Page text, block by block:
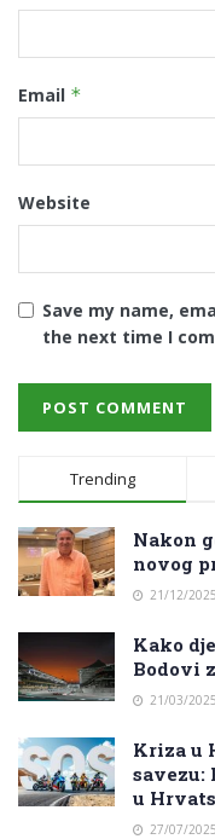
Email *
Website
Save my name,
the next time I
Trending
Nakon
novog
21/12/2025
Kako
Bodovi
21/03/2025
Kriza u
savezu:
u
27/07/2025